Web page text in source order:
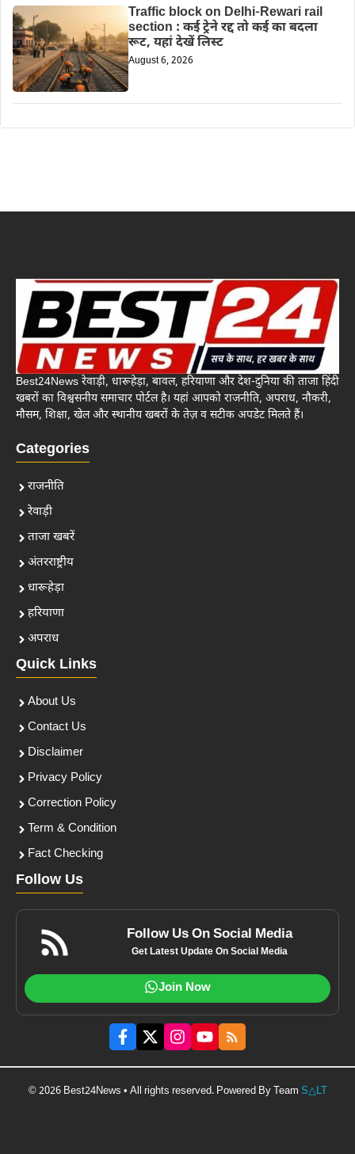
Traffic block on Delhi-Rewari rail
section : कई ट्रेने रद्द तो कई का बदला
रूट, यहां देखें लिस्ट
August 6, 2026
Best24News रेवाड़ी, धारूहेड़ा, बावल, हरियाणा और देश-दुनिया की ताजा हिंदी
खबरों का विश्वसनीय समाचार पोर्टल है। यहां आपको राजनीति, अपराध, नौकरी,
मौसम, शिक्षा, खेल और स्थानीय खबरों के तेज़ व सटीक अपडेट मिलते हैं।
Categories
राजनीति
रेवाड़ी
ताजा खबरें
अंतरराष्ट्रीय
धारूहेड़ा
हरियाणा
अपराध
Quick Links
About Us
Contact Us
Disclaimer
Privacy Policy
Correction Policy
Term & Condition
Fact Checking
Follow Us
Follow Us On Social Media
Get Latest Update On Social Media
Join Now
© 2026 Best24News • All rights reserved. Powered By Team S△LT